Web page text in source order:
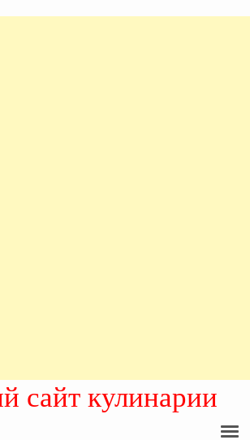
сайт кулинарии